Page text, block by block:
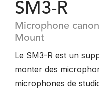
SM3-R
Microphone
Mount
Le SM3-R est un
monter des
microphones de